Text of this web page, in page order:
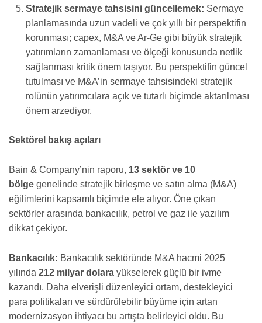
Stratejik sermaye tahsisini güncellemek: Sermaye
planlamasında uzun vadeli ve çok yıllı bir perspektifin
korunması; capex, M&A ve Ar-Ge gibi büyük stratejik
yatırımların zamanlaması ve ölçeği konusunda netlik
sağlanması kritik önem taşıyor. Bu perspektifin güncel
tutulması ve M&A’in sermaye tahsisindeki stratejik
rolünün yatırımcılara açık ve tutarlı biçimde aktarılması
önem arzediyor.
Sektörel bakış açıları
Bain & Company’nin raporu, 13 sektör ve 10
bölge genelinde stratejik birleşme ve satın alma (M&A)
eğilimlerini kapsamlı biçimde ele alıyor. Öne çıkan
sektörler arasında bankacılık, petrol ve gaz ile yazılım
dikkat çekiyor.
Bankacılık: Bankacılık sektöründe M&A hacmi 2025
yılında 212 milyar dolara yükselerek güçlü bir ivme
kazandı. Daha elverişli düzenleyici ortam, destekleyici
para politikaları ve sürdürülebilir büyüme için artan
modernizasyon ihtiyacı bu artışta belirleyici oldu. Bu